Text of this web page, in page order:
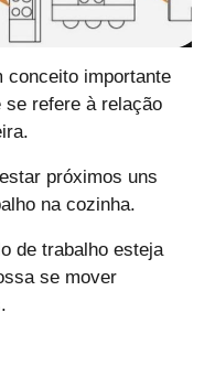
conceito importante
se refere à relação
próximos uns
na cozinha.
de trabalho esteja
se mover